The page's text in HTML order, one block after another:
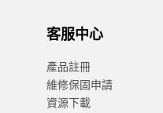
客服中心
產品註冊
維修保固申請
資源下載